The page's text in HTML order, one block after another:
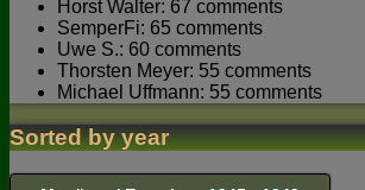
Horst Walter: 67 comments
SemperFi: 65 comments
Uwe S.: 60 comments
Thorsten Meyer: 55 comments
Michael Uffmann: 55 comments
Sorted by year